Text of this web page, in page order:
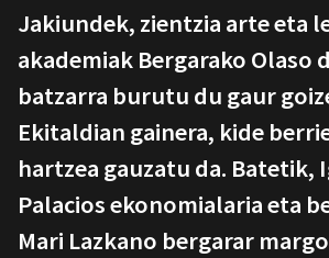
Jakiundek, zientzia arte eta
akademiak Bergarako Olaso
batzarra burutu du gaur
Ekitaldian gainera, kide
hartzea gauzatu da. Batetik,
Palacios ekonomialaria eta
Mari Lazkano bergarar